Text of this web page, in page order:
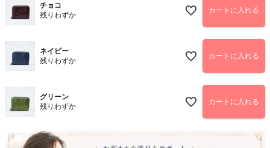
チョコ
残りわずか
カートに入れる
ネイビー
残りわずか
カートに入れる
グリーン
残りわずか
カートに入れる